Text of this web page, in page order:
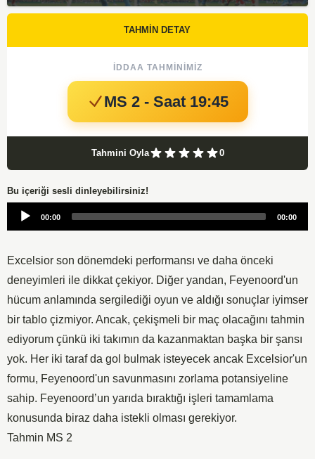
TAHMİN DETAY
İDDAA TAHMINIMIZ
MS 2 - Saat 19:45
Tahmini Oyla 0
Bu içeriği sesli dinleyebilirsiniz!
Audio
00:00 00:00
Excelsior son dönemdeki performansı ve daha önceki
deneyimleri ile dikkat çekiyor. Diğer yandan, Feyenoord'un
hücum anlamında sergilediği oyun ve aldığı sonuçlar iyimser
bir tablo çizmiyor. Ancak, çekişmeli bir maç olacağını tahmin
ediyorum çünkü iki takımın da kazanmaktan başka bir şansı
yok. Her iki taraf da gol bulmak isteyecek ancak Excelsior'un
formu, Feyenoord'un savunmasını zorlama potansiyeline
sahip. Feyenoord’un yarıda bıraktığı işleri tamamlama
konusunda biraz daha istekli olması gerekiyor.
Tahmin MS 2